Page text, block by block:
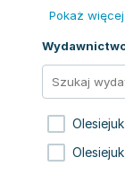
Pokaż więcej
Olesiejuk